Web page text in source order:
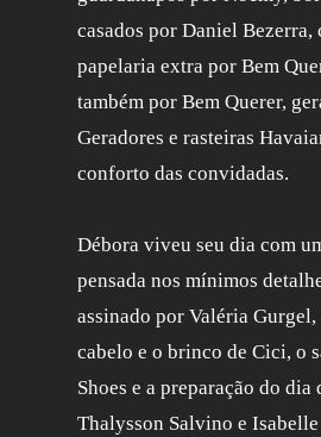
casados por Daniel Bezerra,
papelaria extra por Bem
também por Bem Querer,
Geradores e rasteiras
conforto das convidadas.
Débora viveu seu dia com
pensada nos mínimos
assinado por Valéria Gurgel,
cabelo e o brinco de Cici, o
Shoes e a preparação do dia
Thalysson Salvino e